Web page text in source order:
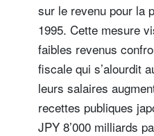
sur le revenu pour la
1995. Cette mesure
faibles revenus
fiscale qui s’alourdit
leurs salaires
recettes publiques
JPY 8’000 milliards